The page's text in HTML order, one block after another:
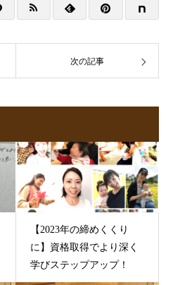
次の記事
【2023年の締めくくり
に】資格取得でより深く
学びステップアップ！